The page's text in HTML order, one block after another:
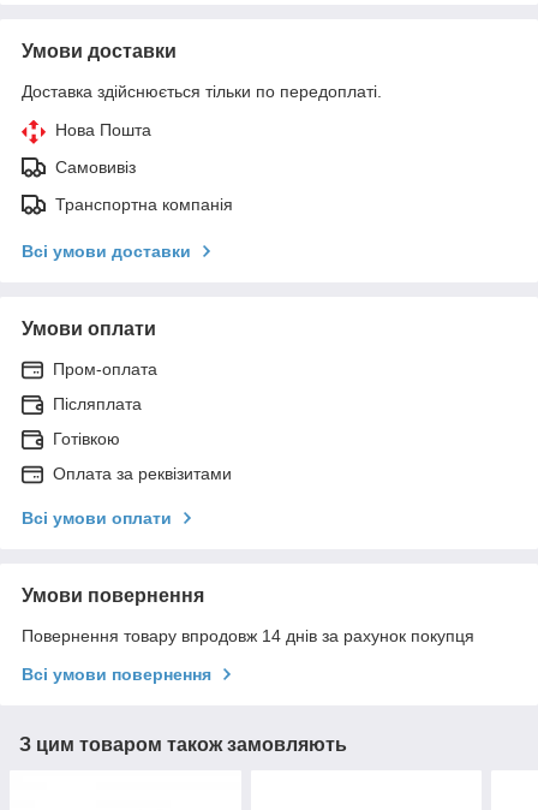
Умови доставки
Доставка здійснюється тільки по передоплаті.
Нова Пошта
Самовивіз
Транспортна компанія
Всі умови доставки
Умови оплати
Пром-оплата
Післяплата
Готівкою
Оплата за реквізитами
Всі умови оплати
Умови повернення
Повернення товару впродовж 14 днів за рахунок покупця
Всі умови повернення
З цим товаром також замовляють